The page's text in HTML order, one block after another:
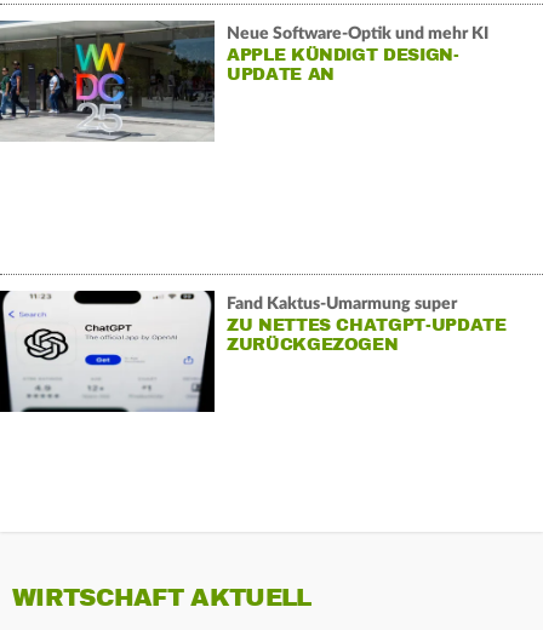
Neue Software-Optik und mehr KI
APPLE KÜNDIGT DESIGN-
UPDATE AN
Fand Kaktus-Umarmung super
ZU NETTES CHATGPT-UPDATE
ZURÜCKGEZOGEN
WIRTSCHAFT AKTUELL